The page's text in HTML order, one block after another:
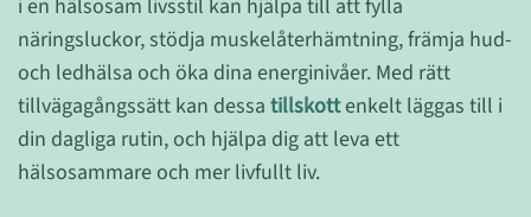
i en hälsosam livsstil kan hjälpa till att fylla
näringsluckor, stödja muskelåterhämtning, främja hud-
och ledhälsa och öka dina energinivåer. Med rätt
tillvägagångssätt kan dessa tillskottenkelt läggas till i
din dagliga rutin, och hjälpa dig att leva ett
hälsosammare och mer livfullt liv.